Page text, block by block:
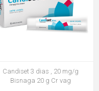
Candiset 3 dias , 20 mg/g
Bisnaga 20 g Cr vag